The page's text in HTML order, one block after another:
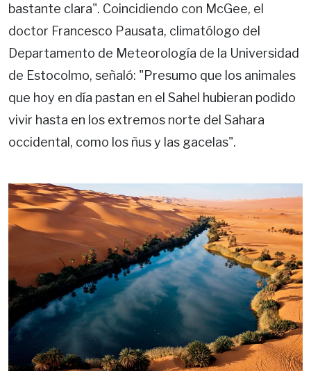
bastante clara". Coincidiendo con McGee, el
doctor Francesco Pausata, climatólogo del
Departamento de Meteorología de la Universidad
de Estocolmo, señaló: "Presumo que los animales
que hoy en día pastan en el Sahel hubieran podido
vivir hasta en los extremos norte del Sahara
occidental, como los ñus y las gacelas".